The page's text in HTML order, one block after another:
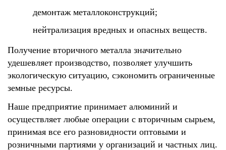
демонтаж металлоконструкций;
нейтрализация вредных и опасных веществ.
Получение вторичного металла значительно
удешевляет производство, позволяет улучшить
экологическую ситуацию, сэкономить ограниченные
земные ресурсы.
Наше предприятие принимает алюминий и
осуществляет любые операции с вторичным сырьем,
принимая все его разновидности оптовыми и
розничными партиями у организаций и частных лиц.